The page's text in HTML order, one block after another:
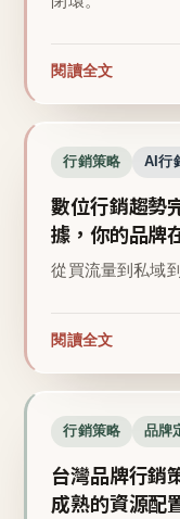
閱讀全文
行銷策略 AI行
數位行銷趨勢
據，你的品牌
從買流量到私域
閱讀全文
行銷策略 品牌
台灣品牌行銷
成熟的資源配